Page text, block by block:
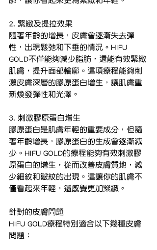
2. 緊緻及提拉效果
隨著年齡的增長，皮膚會逐漸失去彈
性，出現鬆弛和下垂的情況。HIFU
GOLD不僅能夠減少脂肪，還能有效緊緻
肌膚，提升面部輪廓。這項療程能夠刺
激皮膚深層的膠原蛋白增生，讓肌膚重
新煥發彈性和光澤。
3. 刺激膠原蛋白增生
膠原蛋白是肌膚年輕的重要成分，但隨
著年齡增長，膠原蛋白的生成會逐漸減
少。HIFU GOLD的療程能夠有效刺激膠
原蛋白的增生，從而改善皮膚質地，減
少細紋和皺紋的出現。這讓你的肌膚不
僅看起來年輕，還感覺更加緊緻。
針對的皮膚問題
HIFU GOLD療程特別適合以下幾種皮膚
問題：